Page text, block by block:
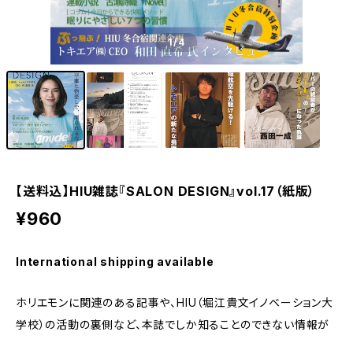
1/4
【送料込】HIU雑誌『SALON DESIGN』vol.17（紙版）
¥960
International shipping available
ホリエモンに関連のある記事や、HIU（堀江貴文イノベーション大
学校）の活動の裏側など、本誌でしか知ることのできない情報が